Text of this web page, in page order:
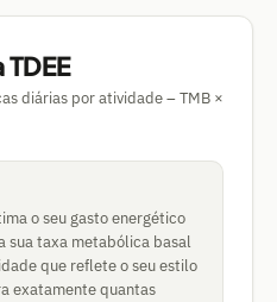
diárias por atividade – TMB ×
o seu gasto energético
taxa metabólica basal
que reflete o seu estilo
exatamente quantas